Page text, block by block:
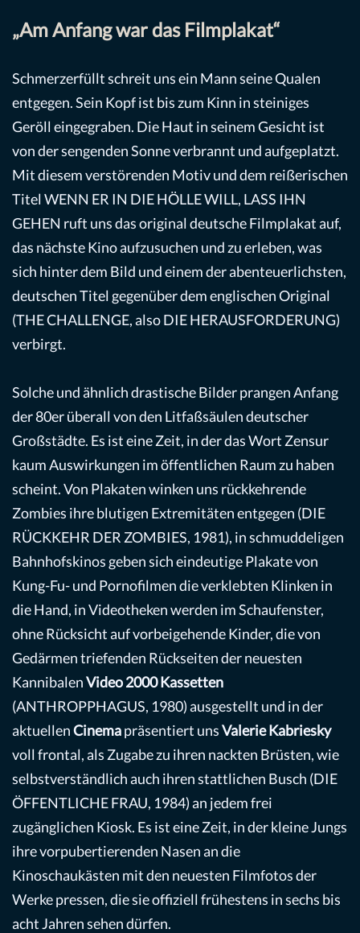
„Am Anfang war das Filmplakat“
Schmerzerfüllt schreit uns ein Mann seine Qualen
entgegen. Sein Kopf ist bis zum Kinn in steiniges
Geröll eingegraben. Die Haut in seinem Gesicht ist
von der sengenden Sonne verbrannt und aufgeplatzt.
Mit diesem verstörenden Motiv und dem reißerischen
Titel WENN ER IN DIE HÖLLE WILL, LASS IHN
GEHEN ruft uns das original deutsche Filmplakat auf,
das nächste Kino aufzusuchen und zu erleben, was
sich hinter dem Bild und einem der abenteuerlichsten,
deutschen Titel gegenüber dem englischen Original
(THE CHALLENGE, also DIE HERAUSFORDERUNG)
verbirgt.
Solche und ähnlich drastische Bilder prangen Anfang
der 80er überall von den Litfaßsäulen deutscher
Großstädte. Es ist eine Zeit, in der das Wort Zensur
kaum Auswirkungen im öffentlichen Raum zu haben
scheint. Von Plakaten winken uns rückkehrende
Zombies ihre blutigen Extremitäten entgegen (DIE
RÜCKKEHR DER ZOMBIES, 1981), in schmuddeligen
Bahnhofskinos geben sich eindeutige Plakate von
Kung-Fu- und Pornofilmen die verklebten Klinken in
die Hand, in Videotheken werden im Schaufenster,
ohne Rücksicht auf vorbeigehende Kinder, die von
Gedärmen triefenden Rückseiten der neuesten
KannibalenVideo 2000 Kassetten
(ANTHROPPHAGUS, 1980)ausgestellt und in der
aktuellenCinemapräsentiert unsValerie Kabriesky
voll frontal, als Zugabe zu ihren nackten Brüsten, wie
selbstverständlich auch ihren stattlichen Busch (DIE
ÖFFENTLICHE FRAU, 1984) an jedem frei
zugänglichen Kiosk. Es ist eine Zeit, in der kleine Jungs
ihre vorpubertierenden Nasen an die
Kinoschaukästen mit den neuesten Filmfotos der
Werke pressen, die sie offiziell frühestens in sechs bis
acht Jahren sehen dürfen.